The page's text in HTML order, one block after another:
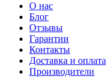
О нас
Блог
Отзывы
Гарантии
Контакты
Доставка и оплата
Производители